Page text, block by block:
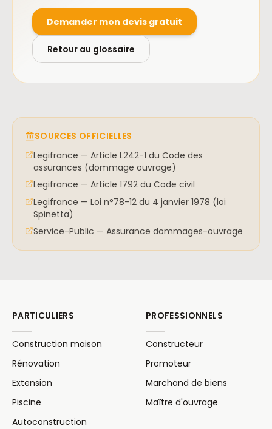
Demander mon devis gratuit
Retour au glossaire
SOURCES OFFICIELLES
Legifrance — Article L242-1 du Code des
assurances (dommage ouvrage)
Legifrance — Article 1792 du Code civil
Legifrance — Loi n°78-12 du 4 janvier 1978 (loi
Spinetta)
Service-Public — Assurance dommages-ouvrage
PARTICULIERS
Construction maison
Rénovation
Extension
Piscine
Autoconstruction
PROFESSIONNELS
Constructeur
Promoteur
Marchand de biens
Maître d'ouvrage